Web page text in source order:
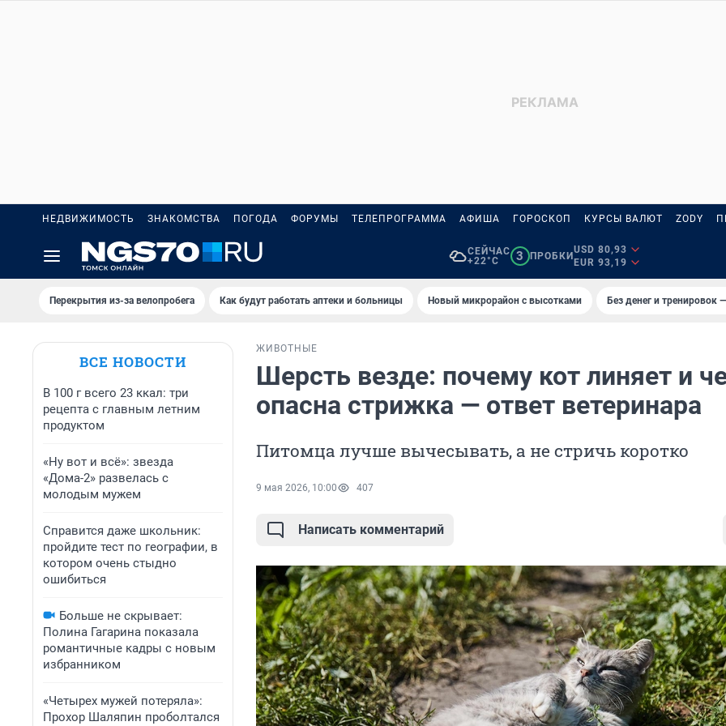
НЕДВИЖИМОСТЬ ЗНАКОМСТВА ПОГОДА ФОРУМЫ ТЕЛЕПРОГРАММА АФИША ГОРОСКОП КУРСЫ ВАЛЮТ ZODY
СЕЙЧАС
+22°C
3 ПРОБКИ
USD 80,93
EUR 93,19
Перекрытия из-за велопробега Как будут работать аптеки и больницы Новый микрорайон с высотками Без денег и тренировок
ВСЕ НОВОСТИ
В 100 г всего 23 ккал: три
рецепта с главным летним
продуктом
«Ну вот и всё»: звезда
«Дома-2» развелась с
молодым мужем
Справится даже школьник:
пройдите тест по географии, в
котором очень стыдно
ошибиться
Больше не скрывает:
Полина Гагарина показала
романтичные кадры с новым
избранником
«Четырех мужей потеряла»:
Прохор Шаляпин проболтался
ЖИВОТНЫЕ
Шерсть везде: почему кот линяет и
опасна стрижка — ответ ветеринара
Питомца лучше вычесывать, а не стричь коротко
9 мая 2026, 10:00 407
Написать комментарий